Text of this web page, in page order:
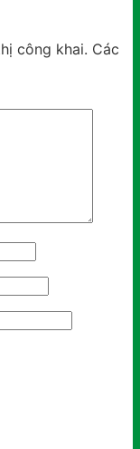
công khai. Các